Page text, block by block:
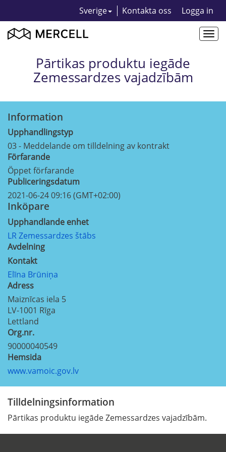
Sverige Kontakta oss Logga in
Pārtikas produktu iegāde
Zemessardzes vajadzībām
Information
Upphandlingstyp
03 - Meddelande om tilldelning av kontrakt
Förfarande
Öppet förfarande
Publiceringsdatum
2021-06-24 09:16 (GMT+02:00)
Inköpare
Upphandlande enhet
LR Zemessardzes štābs
Avdelning
Kontakt
Elīna Brūniņa
Adress
Maiznīcas iela 5
LV-1001 Rīga
Lettland
Org.nr.
90000040549
Hemsida
www.vamoic.gov.lv
Tilldelningsinformation
Pārtikas produktu iegāde Zemessardzes vajadzībām.